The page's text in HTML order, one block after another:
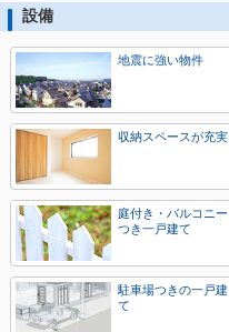
設備
地震に強い物件
収納スペースが充実
庭付き・バルコニー
つき一戸建て
駐車場つきの一戸建
て